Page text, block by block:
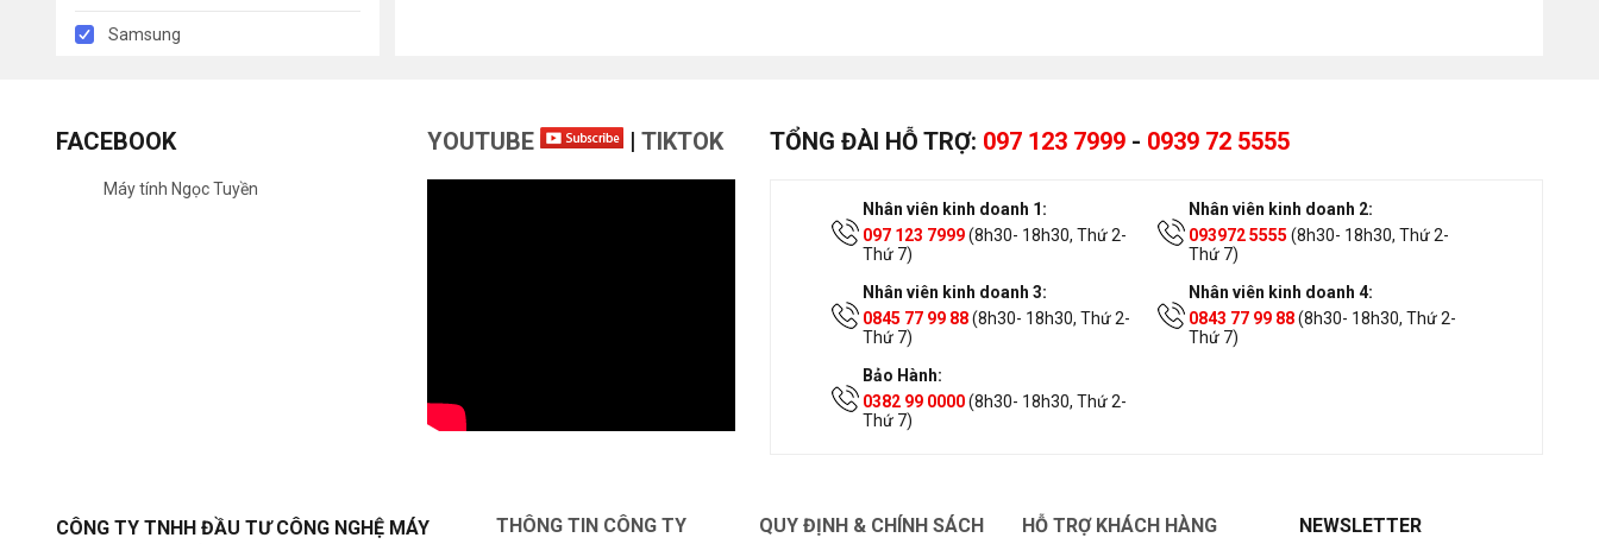
Samsung
FACEBOOK
Máy tính Ngọc Tuyền
YOUTUBE | TIKTOK TỔNG ĐÀI HỖ TRỢ: 097 123 7999 - 0939 72 5555
Nhân viên kinh doanh 1:
097 123 7999(8h30- 18h30, Thứ 2-
Thứ 7)
Nhân viên kinh doanh 2:
093972 5555 (8h30- 18h30, Thứ 2-
Thứ 7)
Nhân viên kinh doanh 3:
0845 77 99 88(8h30- 18h30, Thứ 2-
Thứ 7)
Nhân viên kinh doanh 4:
0843 77 99 88(8h30- 18h30, Thứ 2-
Thứ 7)
Bảo Hành:
0382 99 0000(8h30- 18h30, Thứ 2-
Thứ 7)
CÔNG TY TNHH ĐẦU TƯ CÔNG NGHỆ MÁY
THÔNG TIN CÔNG TY QUY ĐỊNH & CHÍNH SÁCH HỖ TRỢ KHÁCH HÀNG NEWSLETTER